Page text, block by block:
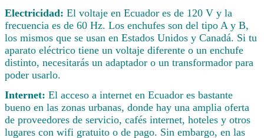
Electricidad: El voltaje en Ecuador es de 120 V y la
frecuencia es de 60 Hz. Los enchufes son del tipo A y B,
los mismos que se usan en Estados Unidos y Canadá. Si tu
aparato eléctrico tiene un voltaje diferente o un enchufe
distinto, necesitarás un adaptador o un transformador para
poder usarlo.
Internet: El acceso a internet en Ecuador es bastante
bueno en las zonas urbanas, donde hay una amplia oferta
de proveedores de servicio, cafés internet, hoteles y otros
lugares con wifi gratuito o de pago. Sin embargo, en las